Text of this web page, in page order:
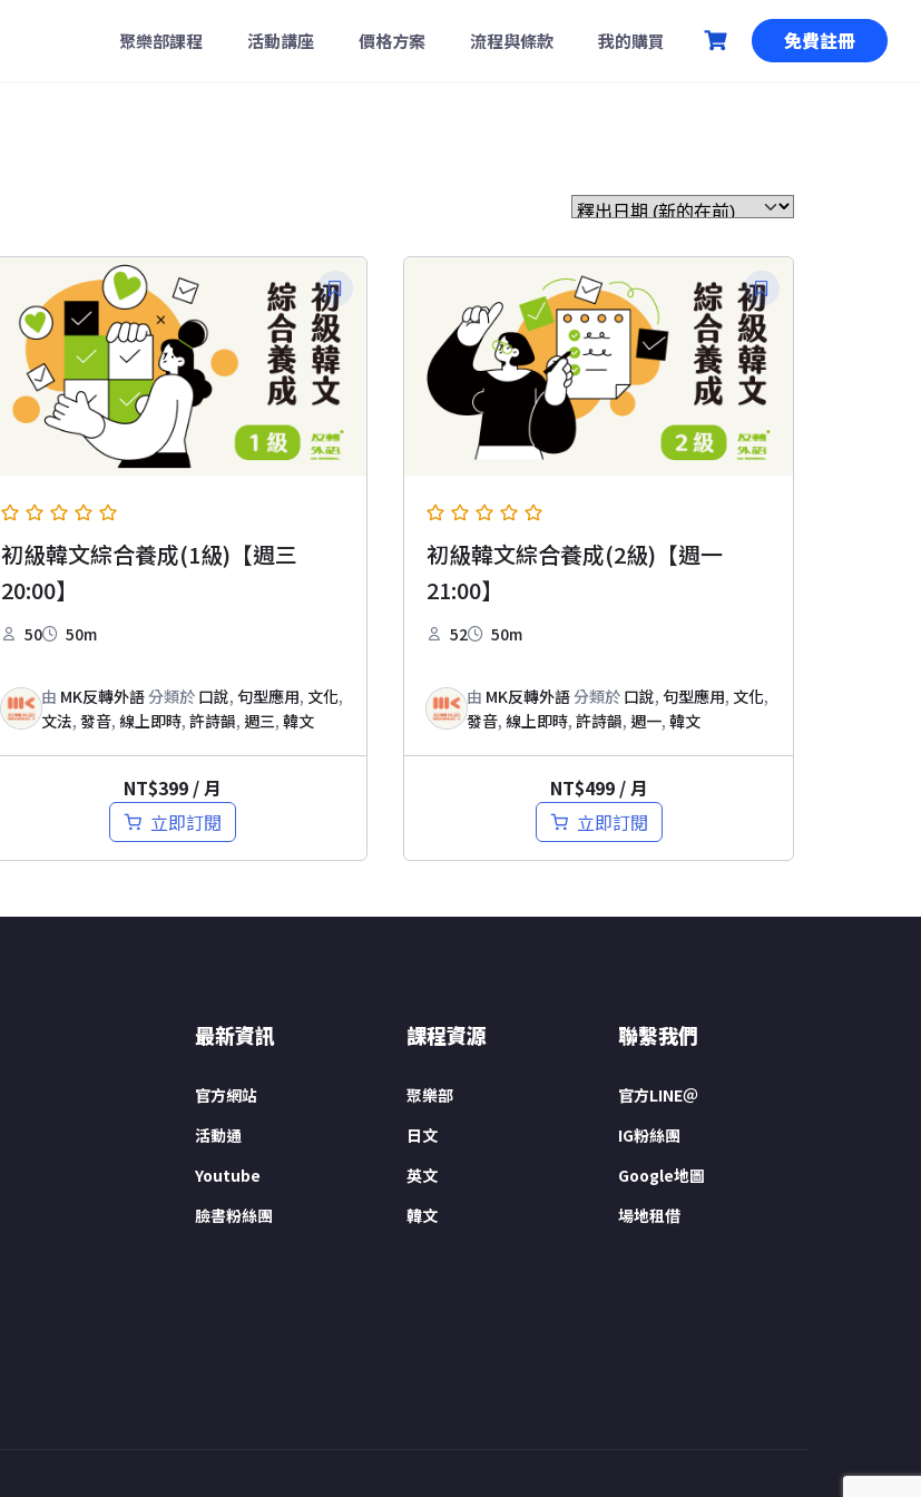
聚樂部課程 活動講座 價格方案 流程與條款 我的購買 免費註冊
初級韓文綜合養成(1級)【週三
20:00】
50 50m
由 MK反轉外語分類於 口說, 句型應用, 文化,
文法, 發音, 線上即時, 許詩韻, 週三, 韓文
NT$399 / 月
立即訂閱
初級韓文綜合養成(2級)【週一
21:00】
52 50m
由 MK反轉外語分類於 口說,句型應用, 文化,
發音,線上即時,許詩韻,週一,韓文
NT$499 / 月
立即訂閱
最新資訊
官方網站
活動通
Youtube
臉書粉絲團
課程資源
聚樂部
日文
英文
韓文
聯繫我們
官方LINE＠
IG粉絲團
Google地圖
場地租借